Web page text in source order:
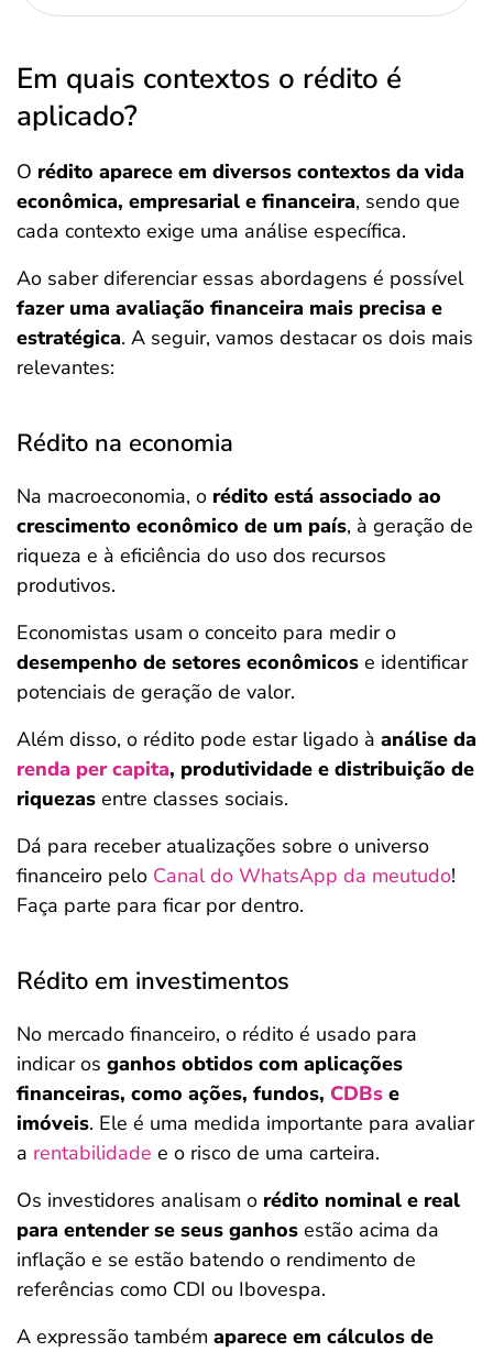
Em quais contextos o rédito é
aplicado?
O rédito aparece em diversos contextos da vida
econômica, empresarial e financeira, sendo que
cada contexto exige uma análise específica.
Ao saber diferenciar essas abordagens é possível
fazer uma avaliação financeira mais precisa e
estratégica. A seguir, vamos destacar os dois mais
relevantes:
Rédito na economia
Na macroeconomia, o rédito está associado ao
crescimento econômico de um país, à geração de
riqueza e à eficiência do uso dos recursos
produtivos.
Economistas usam o conceito para medir o
desempenho de setores econômicos e identificar
potenciais de geração de valor.
Além disso, o rédito pode estar ligado à análise da
renda per capita, produtividade e distribuição de
riquezas entre classes sociais.
Dá para receber atualizações sobre o universo
financeiro pelo Canal do WhatsApp da meutudo!
Faça parte para ficar por dentro.
Rédito em investimentos
No mercado financeiro, o rédito é usado para
indicar os ganhos obtidos com aplicações
financeiras, como ações, fundos, CDBs e
imóveis. Ele é uma medida importante para avaliar
a rentabilidade e o risco de uma carteira.
Os investidores analisam o rédito nominal e real
para entender se seus ganhos estão acima da
inflação e se estão batendo o rendimento de
referências como CDI ou Ibovespa.
A expressão também aparece em cálculos de